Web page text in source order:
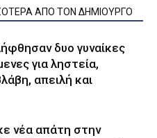
ΑΠΟ ΤΟΝ ΔΗΜΙΟΥΡΓΟ
δυο γυναίκες
για ληστεία,
απειλή και
νέα απάτη στην